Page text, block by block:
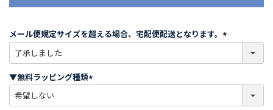
メール便規定サイズを超える場合、宅配便配送となります。
必
)
▼無料ラッピング種類
必